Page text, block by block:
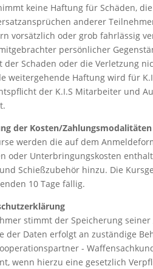
keine Haftung für Schäden,
anderer
vorsätzlich oder grob fahrlässig
persönlicher
der Schaden oder die Verletzung
weitergehende Haftung wird für
der K.I.S Mitarbeiter und
der Kosten/Zahlungsmodalitäten
werden die auf dem
oder Unterbringungskosten
Schießzubehör hinzu. Die
10 Tage fällig.
stimmt der Speicherung
der Daten erfolgt an zuständige
-
wenn hierzu eine gesetzlich